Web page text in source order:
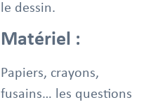
le dessin.
Matériel :
Papiers, crayons,
fusains… les questions